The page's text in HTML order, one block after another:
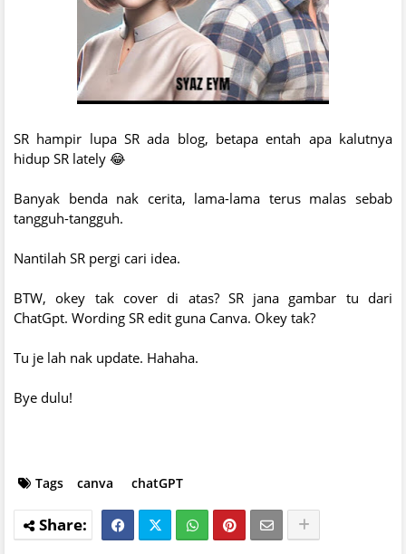
SR hampir lupa SR ada blog, betapa entah apa kalutnya
hidup SR lately 😂
Banyak benda nak cerita, lama-lama terus malas sebab
tangguh-tangguh.
Nantilah SR pergi cari idea.
BTW, okey tak cover di atas? SR jana gambar tu dari
ChatGpt. Wording SR edit guna Canva. Okey tak?
Tu je lah nak update. Hahaha.
Bye dulu!
Tags canva chatGPT